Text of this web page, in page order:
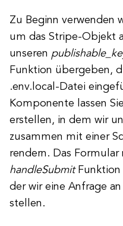
Zu Beginn verwenden
um das Stripe-Objekt
unseren
Funktion übergeben,
.env.local-Datei
Komponente lassen
erstellen, in dem wir
zusammen mit einer
rendern. Das
handleSubmitFunktion
der wir eine Anfrage
stellen.